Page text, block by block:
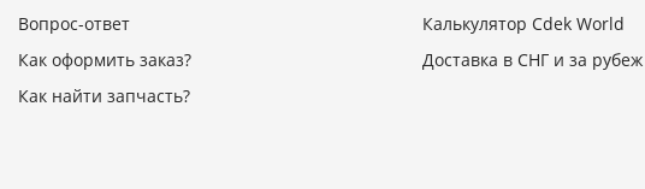
Вопрос-ответ
Как оформить заказ?
Как найти запчасть?
Калькулятор Cdek World
Доставка в СНГ и за рубеж